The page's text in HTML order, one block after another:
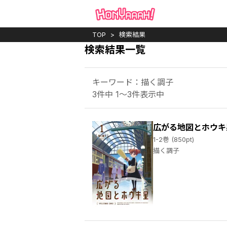
TOP 検索結果
検索結果一覧
キーワード：描く調子
3件中 1～3件表示中
広がる地図とホウ
1-2巻 (850pt)
描く調子